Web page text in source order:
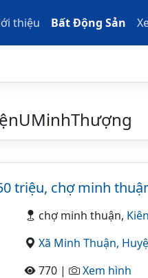
thiệu Bất Động Sản
triệu, chợ minh
chợ minh thuận,
Xã Minh Thuận,
770 |
Xem hình